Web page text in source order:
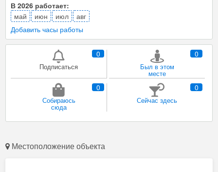
В 2026 работает:
май
июн июл
авг
Добавить часы работы
0
Подписаться
0
Был в этом
месте
0
Собираюсь
сюда
0
Сейчас здесь
Местоположение объекта